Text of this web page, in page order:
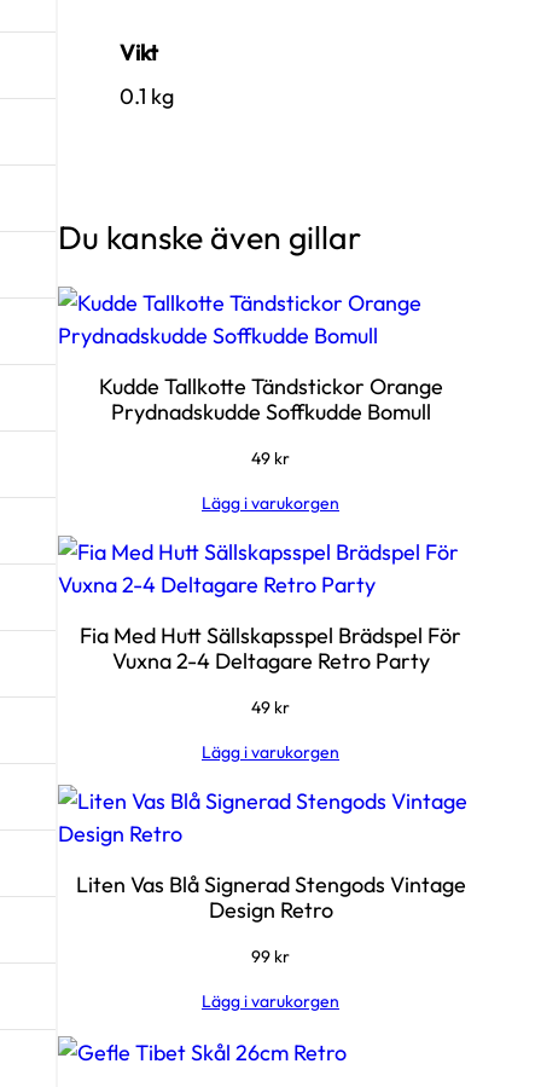
Vikt
0.1 kg
Du kanske även gillar
Kudde Tallkotte Tändstickor Orange
Prydnadskudde Soffkudde Bomull
49 kr
Lägg i varukorgen
Fia Med Hutt Sällskapsspel Brädspel För
Vuxna 2-4 Deltagare Retro Party
49 kr
Lägg i varukorgen
Liten Vas Blå Signerad Stengods Vintage
Design Retro
99 kr
Lägg i varukorgen